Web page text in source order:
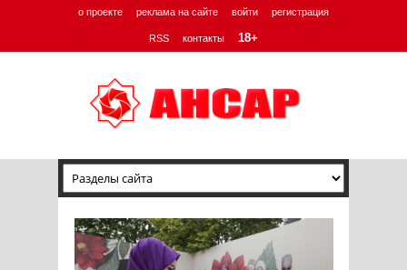
о проекте реклама на сайте войти регистрация
RSS контакты 18+